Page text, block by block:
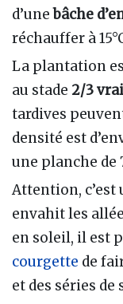
d’unebâche
réchauffer à
La plantation
au stade 2/3
tardives
densité est
une planche de
Attention, c’est
envahit les
en soleil, il est
courgette de
et des séries